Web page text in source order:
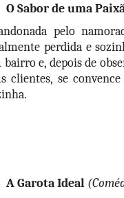
O Sabor de uma
pelo
perdida e
bairro e, depois de
clientes, se
A Garota Ideal